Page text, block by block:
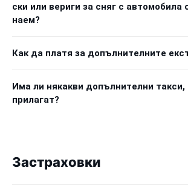
ски или вериги за сняг с автомобила
наем?
Как да платя за допълнителните
Има ли някакви допълнителни такси,
прилагат?
Застраховки